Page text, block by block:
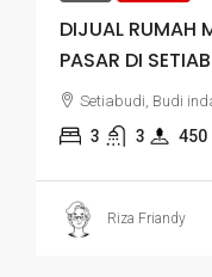
DIJUAL RUMAH
PASAR DI
Setiabudi, Budi
3 3 450
Riza Friandy